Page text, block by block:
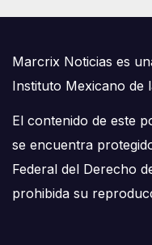
Marcrix Noticias es
Instituto Mexicano de
El contenido de este
se encuentra
Federal del Derecho
prohibida su